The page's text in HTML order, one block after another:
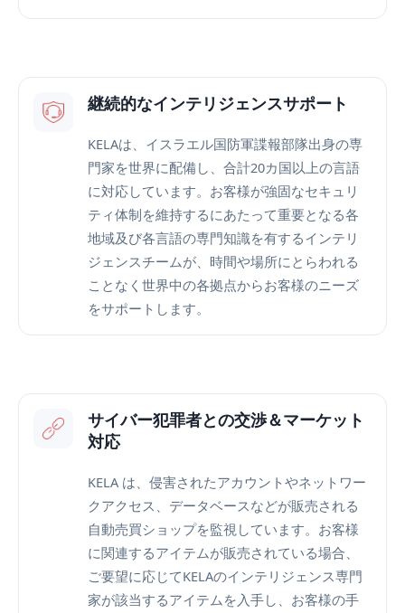
継続的なインテリジェンスサポート
KELAは、イスラエル国防軍諜報部隊出身の専
門家を世界に配備し、合計20カ国以上の言語
に対応しています。お客様が強固なセキュリ
ティ体制を維持するにあたって重要となる各
地域及び各言語の専門知識を有するインテリ
ジェンスチームが、時間や場所にとらわれる
ことなく世界中の各拠点からお客様のニーズ
をサポートします。
サイバー犯罪者との交渉＆マーケット
対応
KELA は、侵害されたアカウントやネットワー
クアクセス、データベースなどが販売される
自動売買ショップを監視しています。お客様
に関連するアイテムが販売されている場合、
ご要望に応じてKELAのインテリジェンス専門
家が該当するアイテムを入手し、お客様の手